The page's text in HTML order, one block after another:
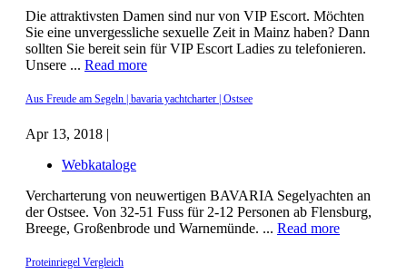
Die attraktivsten Damen sind nur von VIP Escort. Möchten
Sie eine unvergessliche sexuelle Zeit in Mainz haben? Dann
sollten Sie bereit sein für VIP Escort Ladies zu telefonieren.
Unsere ... Read more
Aus Freude am Segeln | bavaria yachtcharter | Ostsee
Apr 13, 2018 |
Webkataloge
Vercharterung von neuwertigen BAVARIA Segelyachten an
der Ostsee. Von 32-51 Fuss für 2-12 Personen ab Flensburg,
Breege, Großenbrode und Warnemünde. ... Read more
Proteinriegel Vergleich